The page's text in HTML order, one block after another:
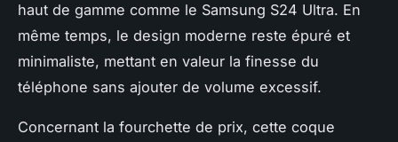
haut de gamme comme le Samsung S24 Ultra. En
même temps, le design moderne reste épuré et
minimaliste, mettant en valeur la finesse du
téléphone sans ajouter de volume excessif.
Concernant la fourchette de prix, cette coque